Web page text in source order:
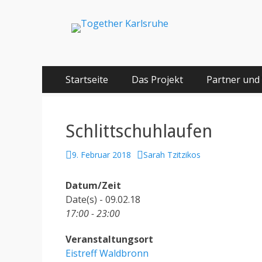
Together Karlsruhe
Integration von jungen Menschen mit
Primäres Menü
Springe
zum
Startseite Das Projekt Partner
Schlittschuhlaufen
P
s
t
e
d
n
9. Februar 2018
A
o
Sarah Tzitzikos
Datum/Zeit
Date(s) - 09.02.18
17:00 - 23:00
Veranstaltungsort
Eistreff Waldbronn